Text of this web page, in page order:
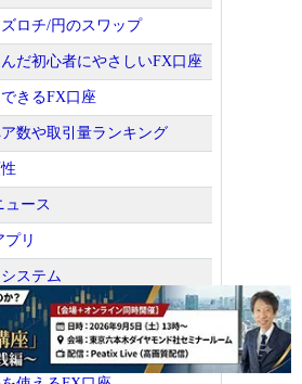
ロチ/円のスワップ
だ初心者にやさしいFX口座
きるFX口座
数や取引量ランキング
ュース
プリ
ステム
があるFX口座
を使えるFX口座